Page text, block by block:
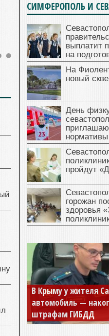
СИМФЕРОПОЛЬ И
выплатит
на
На
новый
День
пройдут
горожан
здоровья
В Крыму у жителя
автомобиль —
штрафам ГИБДД